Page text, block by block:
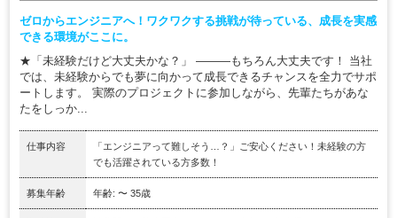
ゼロからエンジニアへ！ワクワクする挑戦が待っている、成長を実感
できる環境がここに。
★「未経験だけど大丈夫かな？」 ―――もちろん大丈夫です！ 当社
では、未経験からでも夢に向かって成長できるチャンスを全力でサポ
ートします。 実際のプロジェクトに参加しながら、先輩たちがあな
たをしっか...
仕事内容
「エンジニアって難しそう…？」ご安心ください！未経験の方
でも活躍されている方多数！
募集年齢 年齢: 〜 35歳